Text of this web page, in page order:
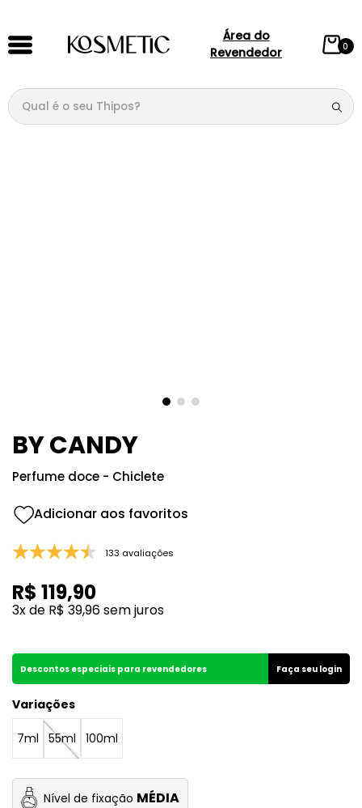
Área do
Revendedor
0
Qual é o seu Thipos?
BY CANDY
Perfume doce - Chiclete
133 avaliações
R$ 119,90
3x de R$ 39,96sem juros
Descontos especiais para revendedores Faça seu login
Variações
7ml 55ml 100ml
Nível de fixação MÉDIA